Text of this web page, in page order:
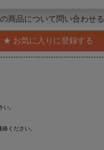
商品について問い合わせる
お気に入りに登録する
。
ください。